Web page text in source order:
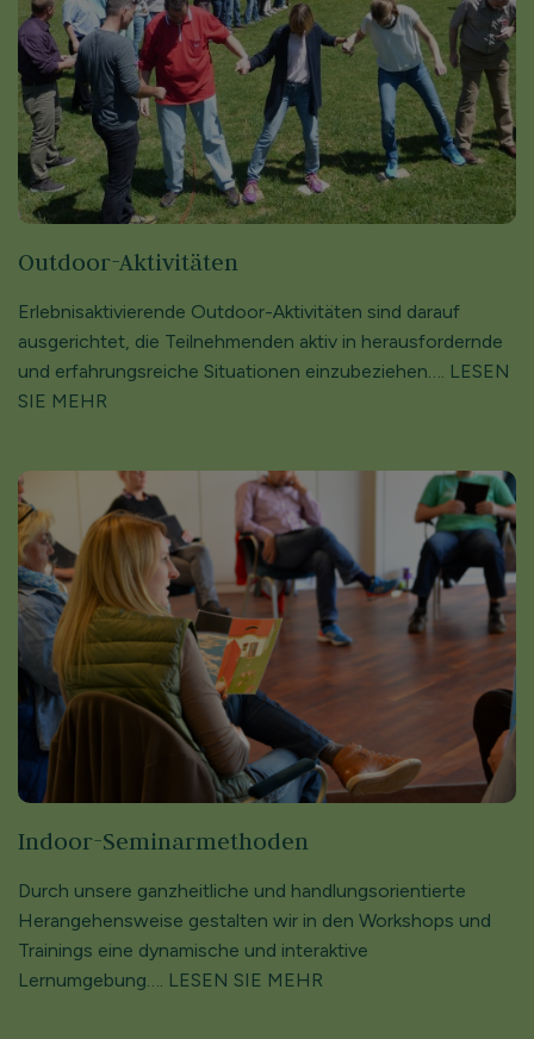
Outdoor-Aktivitäten
Erlebnisaktivierende Outdoor-Aktivitäten sind darauf
ausgerichtet, die Teilnehmenden aktiv in herausfordernde
und erfahrungsreiche Situationen einzubeziehen…. LESEN
SIE MEHR
Indoor-Seminarmethoden
Durch unsere ganzheitliche und handlungsorientierte
Herangehensweise gestalten wir in den Workshops und
Trainings eine dynamische und interaktive
Lernumgebung…. LESEN SIE MEHR